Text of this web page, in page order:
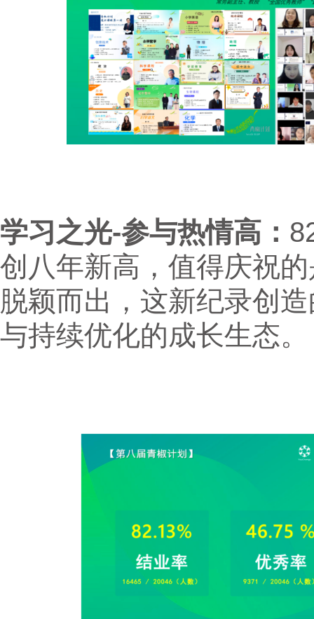
学习之光-参与热情高：
创八年新高，值得庆祝
脱颖而出，这新纪录创
与持续优化的成长生态。